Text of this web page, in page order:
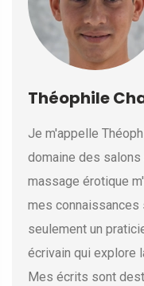
Théophile
Je m'appelle
domaine des
massage érotique
mes connaissances
seulement un
écrivain qui explore
Mes écrits sont